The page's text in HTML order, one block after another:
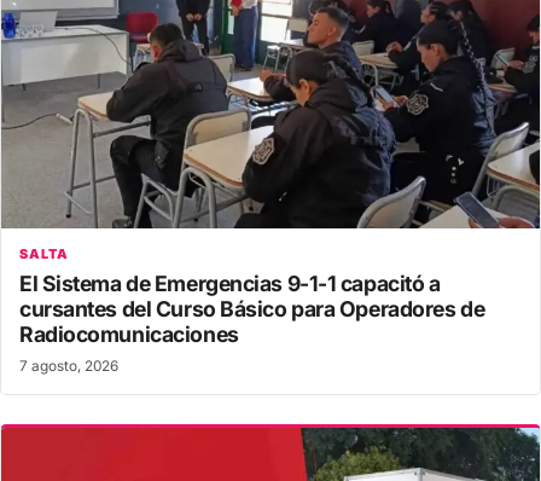
SALTA
El Sistema de Emergencias 9-1-1 capacitó a
cursantes del Curso Básico para Operadores de
Radiocomunicaciones
7 agosto, 2026